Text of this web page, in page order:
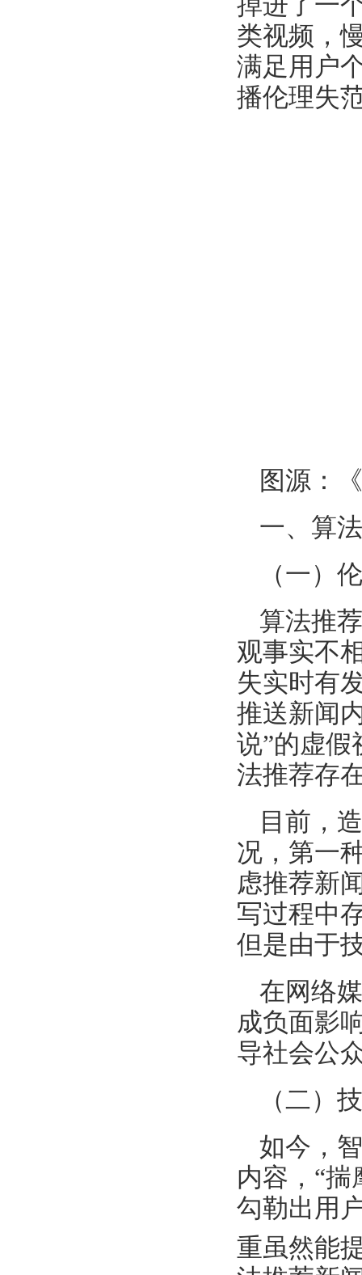
类视频，
满足用户
播伦理失
图源：
一、算
（一）
算法推
观事实不
失实时有
推送新闻
说”的虚假
法推荐存
目前，
况，第一
虑推荐新
写过程中
但是由于
在网络
成负面影
导社会公
（二）
如今，
内容，“揣
勾勒出用
重虽然能